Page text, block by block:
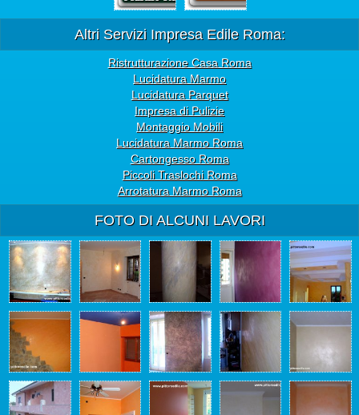
Altri Servizi Impresa Edile Roma:
Ristrutturazione Casa Roma
Lucidatura Marmo
Lucidatura Parquet
Impresa di Pulizie
Montaggio Mobili
Lucidatura Marmo Roma
Cartongesso Roma
Piccoli Traslochi Roma
Arrotatura Marmo Roma
FOTO DI ALCUNI LAVORI